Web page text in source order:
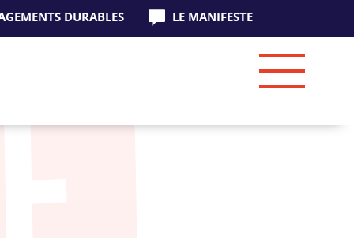
DURABLES LE MANIFESTE